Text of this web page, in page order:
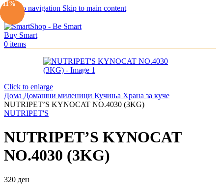
Skip to navigation Skip to main content
0 items
Click to enlarge
Дома Домашни миленици Кучиња Храна за куче
NUTRIPET’S KYNOCAT NO.4030 (3KG)
NUTRIPET'S
NUTRIPET’S KYNOCAT
NO.4030 (3KG)
320 ден
-10%
-10%
-10%
-10%
-11%